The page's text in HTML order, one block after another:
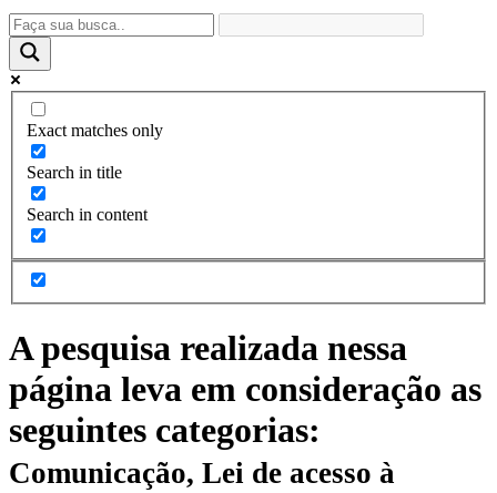
Exact matches only
Search in title
Search in content
A pesquisa realizada nessa
página leva em consideração as
seguintes categorias:
Comunicação, Lei de acesso à